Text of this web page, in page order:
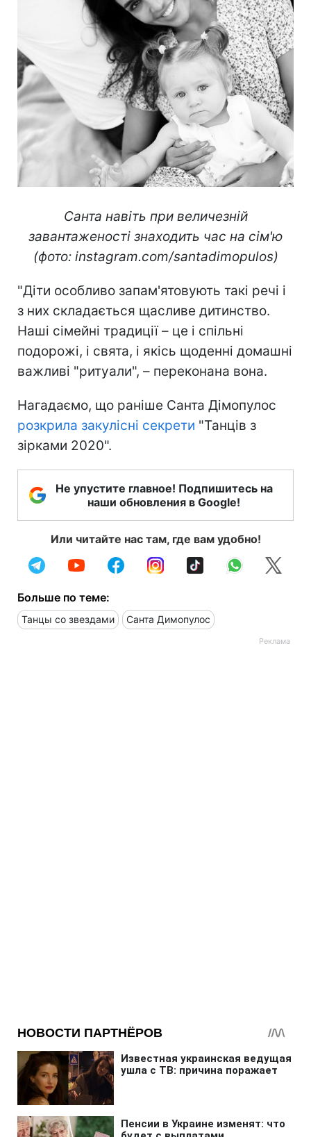
Санта навіть при величезній
завантаженості знаходить час на сім'ю
(фото: instagram.com/santadimopulos)
"Діти особливо запам'ятовують такі речі і
з них складається щасливе дитинство.
Наші сімейні традиції – це і спільні
подорожі, і свята, і якісь щоденні домашні
важливі "ритуали", – переконана вона.
Нагадаємо, що раніше Санта Дімопулос
розкрила закулісні секрети "Танців з
зірками 2020".
Не упустите главное! Подпишитесь на
наши обновления в Google!
Или читайте нас там, где вам удобно!
Больше по теме:
Танцы со звездами Санта Димопулос